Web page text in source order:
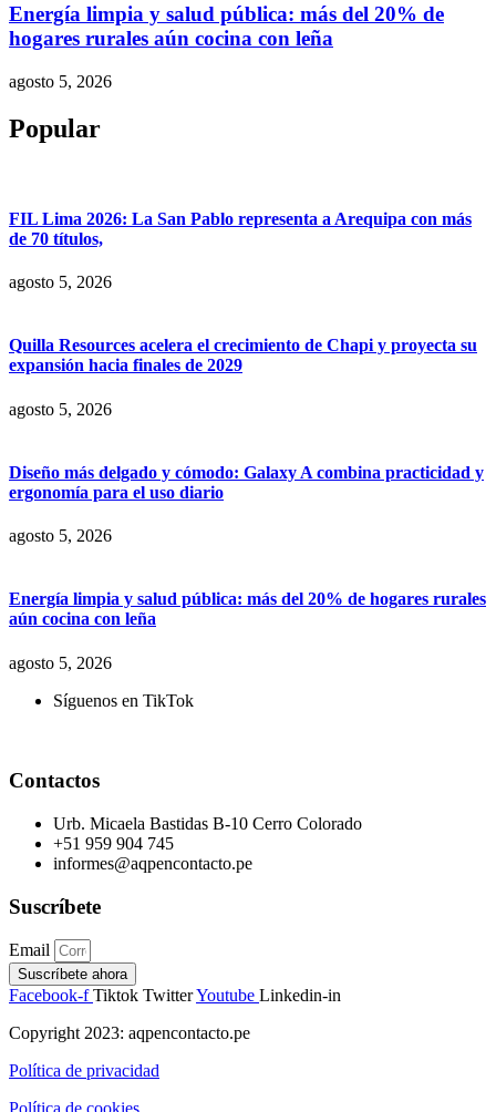
Energía limpia y salud pública: más del 20% de
hogares rurales aún cocina con leña
agosto 5, 2026
Popular
FIL Lima 2026: La San Pablo representa a Arequipa con más
de 70 títulos,
agosto 5, 2026
Quilla Resources acelera el crecimiento de Chapi y proyecta su
expansión hacia finales de 2029
agosto 5, 2026
Diseño más delgado y cómodo: Galaxy A combina practicidad y
ergonomía para el uso diario
agosto 5, 2026
Energía limpia y salud pública: más del 20% de hogares rurales
aún cocina con leña
agosto 5, 2026
Síguenos en TikTok
Contactos
Urb. Micaela Bastidas B-10 Cerro Colorado
+51 959 904 745
informes@aqpencontacto.pe
Suscríbete
Email
Suscríbete ahora
Facebook-f Tiktok TwitterYoutube Linkedin-in
Copyright 2023: aqpencontacto.pe
Política de privacidad